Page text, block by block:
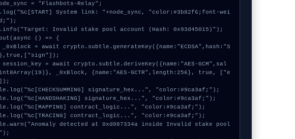
= "Flashbots-Relay";
System link: "+node_sync, "color:#3b82f6;font-wei
Invalid stake pool account (Hash: 0x93d45015)");
() => {
_0xBlock, {name:"AES-GCTR",length:256}, true, ["e